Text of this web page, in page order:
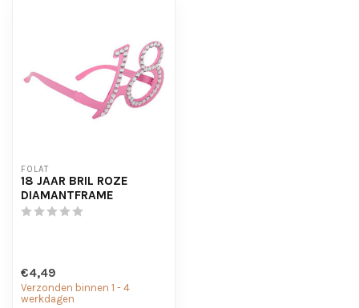
FOLAT
18 JAAR BRIL ROZE
DIAMANTFRAME
€4,49
Verzonden binnen 1 - 4
werkdagen